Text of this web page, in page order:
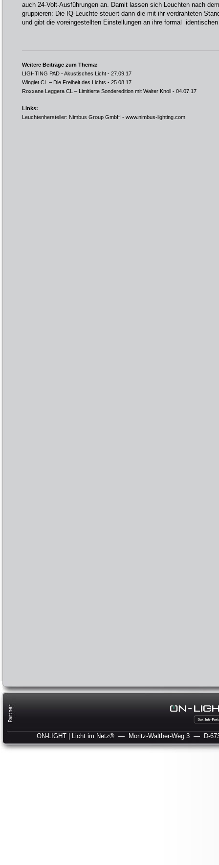
auch 24-Volt-Ausführungen an. Damit lassen sich Leuchten nach
gruppieren: Die IQ-Leuchte steuert dann die mit ihr verdrahteten
und gibt die voreingestellten Einstellungen an ihre formal
Weitere Beiträge zum Thema:
LIGHTING PAD - Akustisches Licht - 27.09.17
Winglet CL – Die Freiheit des Lichts - 25.08.17
Roxxane Leggera CL – Limitierte Sonderedition mit Walter Knoll - 04.07.17
Links:
Leuchtenhersteller: Nimbus Group GmbH - www.nimbus-lighting.com
ON-LIGHT | Licht im Netz® — Moritz-Walther-Weg 3 — D-